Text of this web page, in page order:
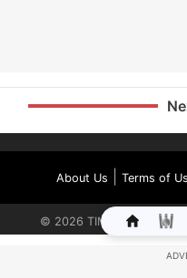
About Us Terms of
© 2026 TIMES INTERNET